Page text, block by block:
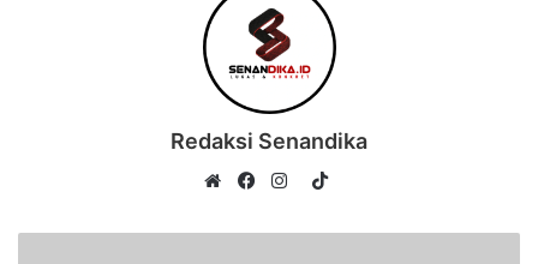
Redaksi Senandika
TikTok